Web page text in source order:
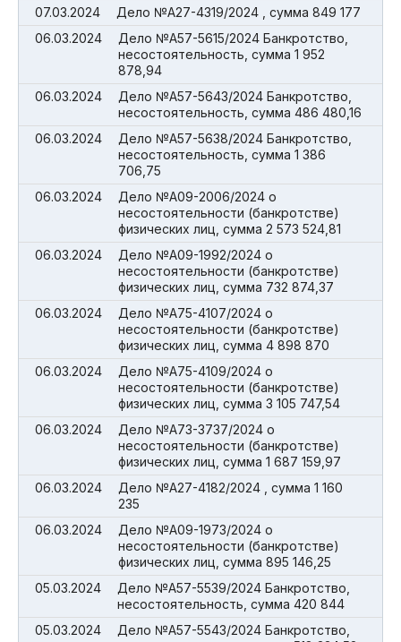
07.03.2024
Дело №А27-4319/2024 , сумма 849 177
06.03.2024
Дело №А57-5615/2024 Банкротство,
несостоятельность, сумма 1 952
878,94
06.03.2024
Дело №А57-5643/2024 Банкротство,
несостоятельность, сумма 486 480,16
06.03.2024
Дело №А57-5638/2024 Банкротство,
несостоятельность, сумма 1 386
706,75
06.03.2024
Дело №А09-2006/2024 о
несостоятельности (банкротстве)
физических лиц, сумма 2 573 524,81
06.03.2024
Дело №А09-1992/2024 о
несостоятельности (банкротстве)
физических лиц, сумма 732 874,37
06.03.2024
Дело №А75-4107/2024 о
несостоятельности (банкротстве)
физических лиц, сумма 4 898 870
06.03.2024
Дело №А75-4109/2024 о
несостоятельности (банкротстве)
физических лиц, сумма 3 105 747,54
06.03.2024
Дело №А73-3737/2024 о
несостоятельности (банкротстве)
физических лиц, сумма 1 687 159,97
06.03.2024
Дело №А27-4182/2024 , сумма 1 160
235
06.03.2024
Дело №А09-1973/2024 о
несостоятельности (банкротстве)
физических лиц, сумма 895 146,25
05.03.2024
Дело №А57-5539/2024 Банкротство,
несостоятельность, сумма 420 844
05.03.2024
Дело №А57-5543/2024 Банкротство,